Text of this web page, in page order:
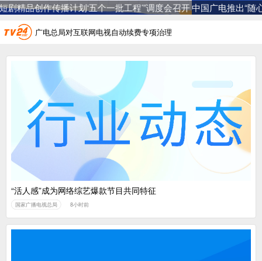
中国广电推出“随心享1.0”5G套餐：按量计费，最低消费39元
广电总局对互联网电视自动续费专项治理
中国广电：编制一体化电视技术标准白皮书
AI赋能微短剧产业“沪8条”发布
一电视频道开播
“纵深推进”系统性变革，广电媒体如何发力？
“一省一网”，中国广电为何走了二十年？
广电总局对互联网电视自动续费专项治理
中国广电：编制一体化电视技术标准白皮书
“活人感”成为网络综艺爆款节目共同特征
国家广播电视总局 8小时前